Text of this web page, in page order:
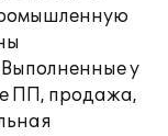
Выполненные у
ПП, продажа,